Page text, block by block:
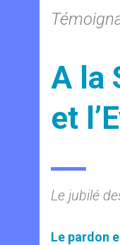
A la
et
Le jubilé
Le pardon